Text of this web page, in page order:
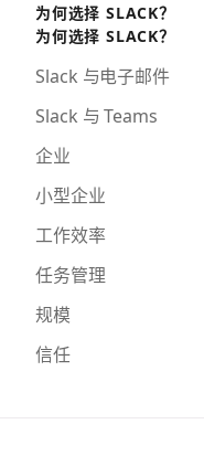
为何选择 SLACK？
为何选择 SLACK？
Slack 与电子邮件
Slack 与 Teams
企业
小型企业
工作效率
任务管理
规模
信任